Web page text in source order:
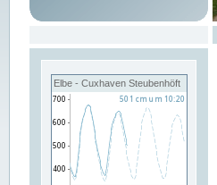
Elbe - Cuxhaven Steubenhöft